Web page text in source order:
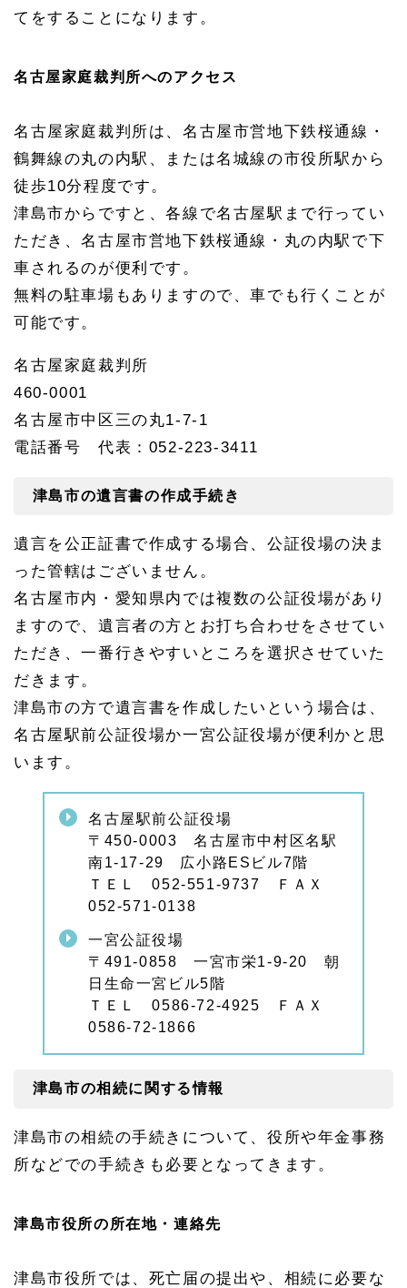
てをすることになります。
名古屋家庭裁判所へのアクセス
名古屋家庭裁判所は、名古屋市営地下鉄桜通線・
鶴舞線の丸の内駅、または名城線の市役所駅から
徒歩10分程度です。
津島市からですと、各線で名古屋駅まで行ってい
ただき、名古屋市営地下鉄桜通線・丸の内駅で下
車されるのが便利です。
無料の駐車場もありますので、車でも行くことが
可能です。
名古屋家庭裁判所
460-0001
名古屋市中区三の丸1-7-1
電話番号 代表：052-223-3411
津島市の遺言書の作成手続き
遺言を公正証書で作成する場合、公証役場の決ま
った管轄はございません。
名古屋市内・愛知県内では複数の公証役場があり
ますので、遺言者の方とお打ち合わせをさせてい
ただき、一番行きやすいところを選択させていた
だきます。
津島市の方で遺言書を作成したいという場合は、
名古屋駅前公証役場か一宮公証役場が便利かと思
います。
名古屋駅前公証役場
〒450-0003 名古屋市中村区名駅
南1-17-29 広小路ESビル7階
ＴＥＬ 052-551-9737 ＦＡＸ
052-571-0138
一宮公証役場
〒491-0858 一宮市栄1-9-20 朝
日生命一宮ビル5階
ＴＥＬ 0586-72-4925 ＦＡＸ
0586-72-1866
津島市の相続に関する情報
津島市の相続の手続きについて、役所や年金事務
所などでの手続きも必要となってきます。
津島市役所の所在地・連絡先
津島市役所では、死亡届の提出や、相続に必要な